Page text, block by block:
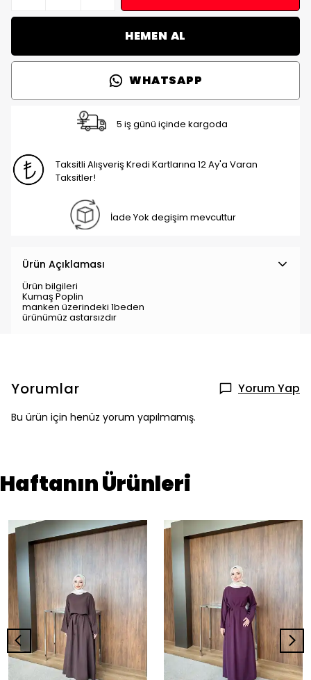
HEMEN AL
WHATSAPP
5 iş günü içinde kargoda
Taksitli Alışveriş Kredi Kartlarına 12 Ay'a Varan
Taksitler!
İade Yok degişim mevcuttur
Ürün Açıklaması
Ürün bilgileri
Kumaş Poplin
manken üzerindeki 1beden
ürünümüz astarsızdır
Yorumlar Yorum Yap
Bu ürün için henüz yorum yapılmamış.
Haftanın Ürünleri